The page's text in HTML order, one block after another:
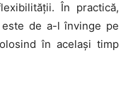
În practică,
de a-l învinge pe
în același timp